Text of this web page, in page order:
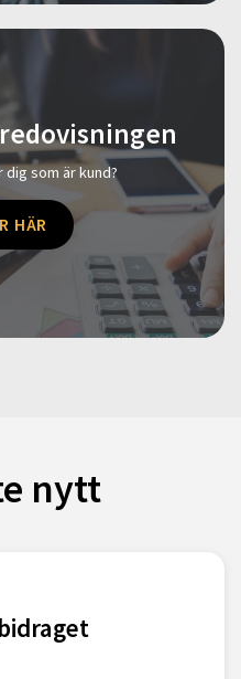
som är kund?
HÄR
nytt